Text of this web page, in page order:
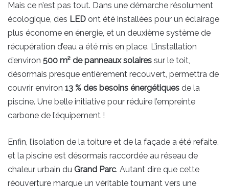
Mais ce n’est pas tout. Dans une démarche résolument
écologique, des LED ont été installées pour un éclairage
plus économe en énergie, et un deuxième système de
récupération d’eau a été mis en place. L’installation
d’environ 500 m² de panneaux solaires sur le toit,
désormais presque entièrement recouvert, permettra de
couvrir environ 13 % des besoins énergétiques de la
piscine. Une belle initiative pour réduire l’empreinte
carbone de l’équipement !
Enfin, l’isolation de la toiture et de la façade a été refaite,
et la piscine est désormais raccordée au réseau de
chaleur urbain du Grand Parc. Autant dire que cette
réouverture marque un véritable tournant vers une